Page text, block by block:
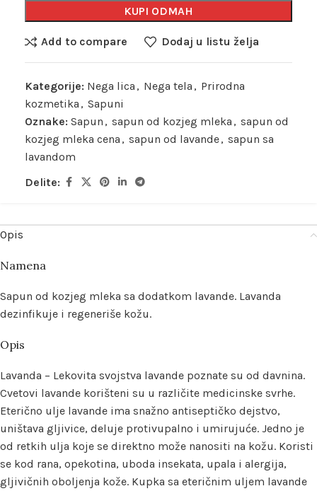
KUPI ODMAH
Add to compare Dodaj u listu želja
Kategorije: Nega lica , Nega tela , Prirodna
kozmetika , Sapuni
Oznake: Sapun , sapun od kozjeg mleka , sapun od
kozjeg mleka cena , sapun od lavande, sapun sa
lavandom
Delite:
Opis
Namena
Sapun od kozjeg mleka sa dodatkom lavande. Lavanda
dezinfikuje i regeneriše kožu.
Opis
Lavanda – Lekovita svojstva lavande poznate su od davnina.
Cvetovi lavande korišteni su u različite medicinske svrhe.
Eterično ulje lavande ima snažno antiseptičko dejstvo,
uništava gljivice, deluje protivupalno i umirujuće. Jedno je
od retkih ulja koje se direktno može nanositi na kožu. Koristi
se kod rana, opekotina, uboda insekata, upala i alergija,
gljivičnih oboljenja kože. Kupka sa eteričnim uljem lavande